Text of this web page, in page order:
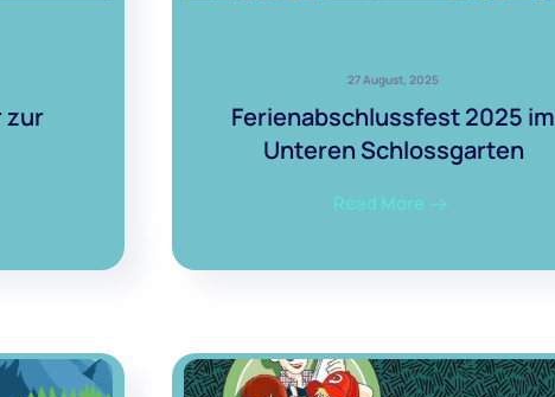
zur
27 August, 2025
Ferienabschlussfest 2025 im
Unteren Schlossgarten
Read More